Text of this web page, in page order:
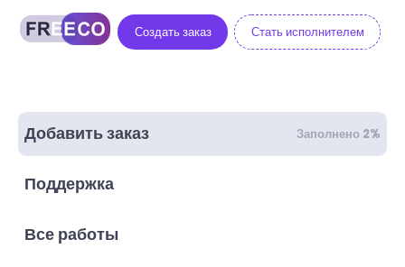
Создать заказ Стать исполнителем
Добавить заказ Заполнено 2%
Поддержка
Все работы